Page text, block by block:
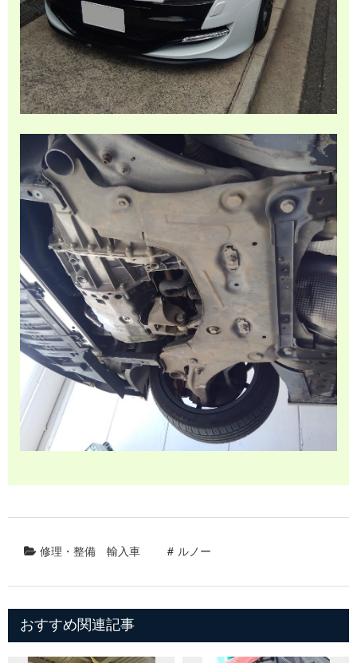
修理・整備 輸入車 ルノー
おすすめ関連記事